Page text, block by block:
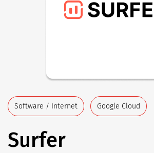
Software / Internet Google Cloud
Surfer